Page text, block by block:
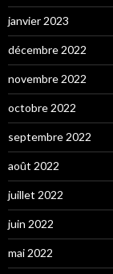
janvier 2023
décembre 2022
novembre 2022
octobre 2022
septembre 2022
août 2022
juillet 2022
juin 2022
mai 2022